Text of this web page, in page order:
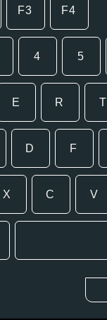
F3 F4
4 5
E R T
D F
X C V